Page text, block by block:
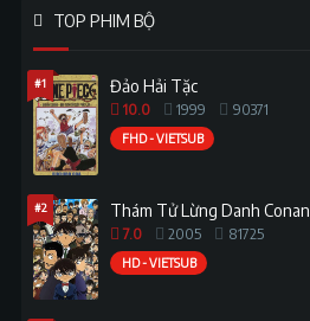
TOP PHIM BỘ
#1 Đảo Hải Tặc
10.0 1999 90371
FHD - VIETSUB
#2 Thám Tử Lừng Danh Conan
7.0 2005 81725
HD - VIETSUB